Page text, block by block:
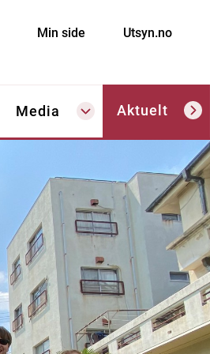
Min side Utsyn.no
Media Aktuelt